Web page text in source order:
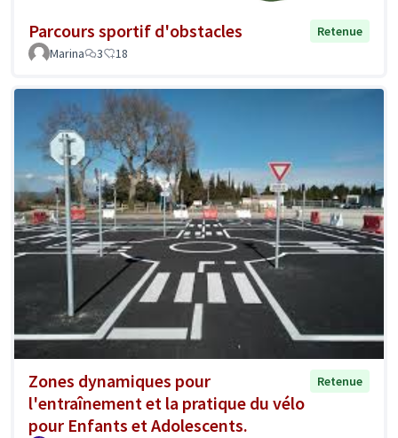
Parcours sportif d'obstacles
Retenue
Marina
3 18
Zones dynamiques pour
l'entraînement et la pratique du vélo
pour Enfants et Adolescents.
Retenue